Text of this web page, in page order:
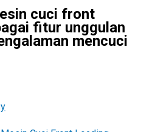
cuci front
fitur unggulan
mencuci